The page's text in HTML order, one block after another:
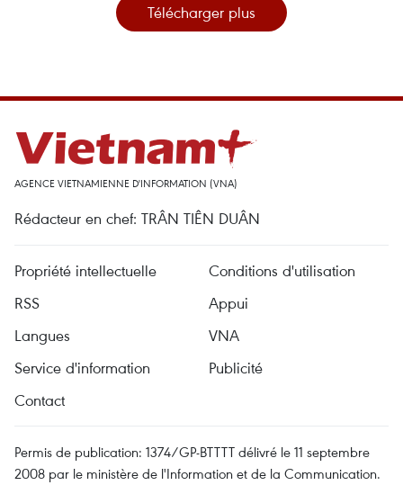
Télécharger plus
AGENCE VIETNAMIENNE D'INFORMATION (VNA)
Rédacteur en chef: TRÂN TIÊN DUÂN
Propriété intellectuelle
Conditions d'utilisation
RSS
Appui
Langues
VNA
Service d'information
Publicité
Contact
Permis de publication: 1374/GP-BTTTT délivré le 11 septembre
2008 par le ministère de l'Information et de la Communication.